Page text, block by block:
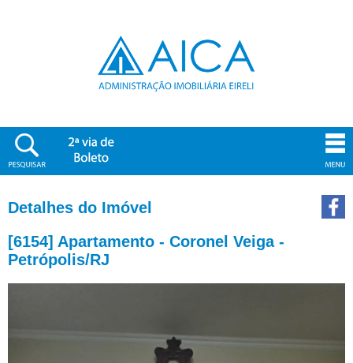
Detalhes do Imóvel
[6154] Apartamento - Coronel Veiga -
Petrópolis/RJ